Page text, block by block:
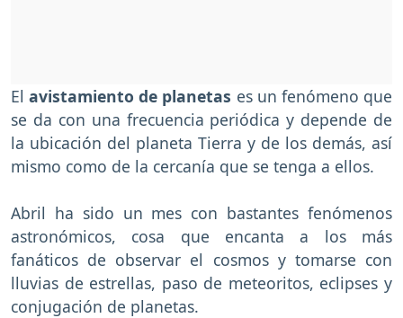
Elavistamiento de planetas es un fenómeno que
se da con una frecuencia periódica y depende de
la ubicación del planeta Tierra y de los demás, así
mismo como de la cercanía que se tenga a ellos.
Abril ha sido un mes con bastantes fenómenos
astronómicos, cosa que encanta a los más
fanáticos de observar el cosmos y tomarse con
lluvias de estrellas, paso de meteoritos, eclipses y
conjugación de planetas.